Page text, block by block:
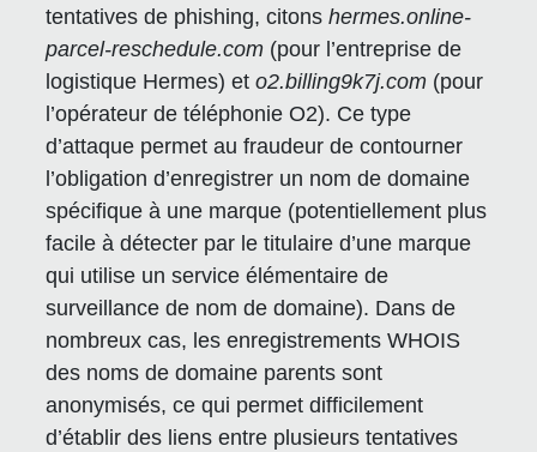
tentatives de phishing, citonshermes.online-
parcel-reschedule.com (pour l’entreprise de
logistique Hermes) eto2.billing9k7j.com (pour
l’opérateur de téléphonie O2). Ce type
d’attaque permet au fraudeur de contourner
l’obligation d’enregistrer un nom de domaine
spécifique à une marque (potentiellement plus
facile à détecter par le titulaire d’une marque
qui utilise un service élémentaire de
surveillance de nom de domaine). Dans de
nombreux cas, les enregistrements WHOIS
des noms de domaine parents sont
anonymisés, ce qui permet difficilement
d’établir des liens entre plusieurs tentatives